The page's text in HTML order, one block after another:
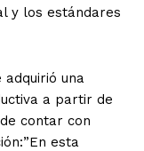
y los estándares
una
a partir de
contar con
esta